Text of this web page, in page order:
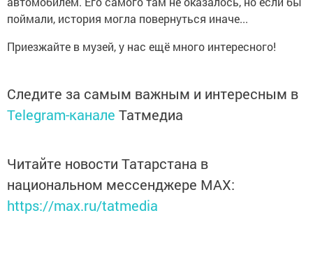
поймали, история могла повернуться иначе...
Приезжайте в музей, у нас ещё много интересного!
Следите за самым важным и интересным в
Telegram-канале Татмедиа
Читайте новости Татарстана в
национальном мессенджере MАХ:
https://max.ru/tatmedia